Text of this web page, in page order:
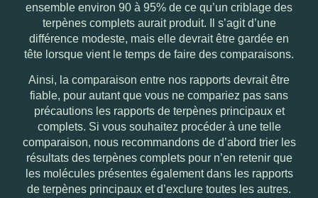
ensemble environ 90 à 95% de ce qu’un criblage des
terpènes complets aurait produit. Il s’agit d’une
différence modeste, mais elle devrait être gardée en
tête lorsque vient le temps de faire des comparaisons.
Ainsi, la comparaison entre nos rapports devrait être
fiable, pour autant que vous ne compariez pas sans
précautions les rapports de terpènes principaux et
complets. Si vous souhaitez procéder à une telle
comparaison, nous recommandons de d’abord trier les
résultats des terpènes complets pour n’en retenir que
les molécules présentes également dans les rapports
de terpènes principaux et d’exclure toutes les autres.